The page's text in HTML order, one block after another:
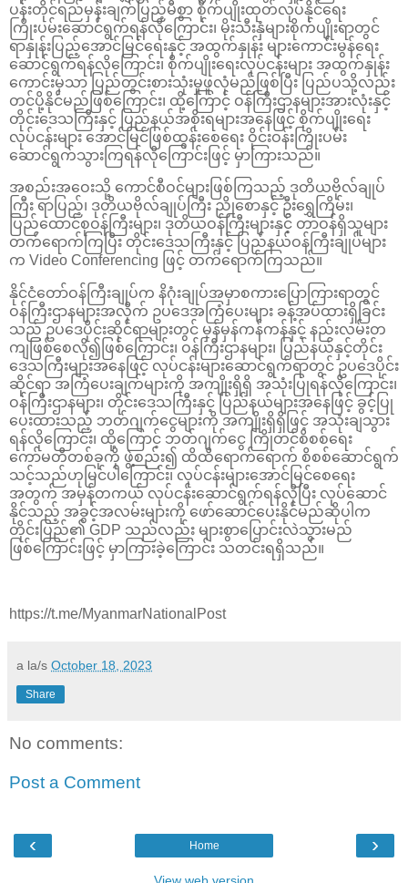
ပန်းတိုင်ရည်မှန်းချက်ပြည့်မီစွာ စိုက်ပျိုးထုတ်လုပ်နိုင်ရေး
ကြိုးပမ်းဆောင်ရွက်ရန်လိုကြောင်း၊ မိုးသီးနှံများစိုက်ပျိုးရာတွင်
ရာနှုန်းပြည့်အောင်မြင်ရေးနှင့် အထွက်နှုန်း များကောင်းမွန်ရေး
ဆောင်ရွက်ရန်လိုကြောင်း၊ စိုက်ပျိုးရေးလုပ်ငန်းများ အထွက်နှုန်း
ကောင်းမှသာ ပြည်တွင်းစားသုံးမှုဖူလုံမည်ဖြစ်ပြီး ပြည်ပသို့လည်း
တင်ပို့နိုင်မည်ဖြစ်ကြောင်း၊ ထို့ကြောင့် ဝန်ကြီးဌာနများအားလုံးနှင့်
တိုင်းဒေသကြီးနှင့် ပြည်နယ်အစိုးရများအနေဖြင့် စိုက်ပျိုးရေး
လုပ်ငန်းများ အောင်မြင်ဖြစ်ထွန်းစေရေး ဝိုင်းဝန်းကြိုးပမ်း
ဆောင်ရွက်သွားကြရန်လိုကြောင်းဖြင့် မှာကြားသည်။
အစည်းအဝေးသို့ ကောင်စီဝင်များဖြစ်ကြသည့် ဒုတိယဗိုလ်ချုပ်
ကြီး ရာပြည့်၊ ဒုတိယဗိုလ်ချုပ်ကြီး ညိုစောနှင့် ဦးရွှေကြိမ်း၊
ပြည်ထောင်စုဝန်ကြီးများ၊ ဒုတိယဝန်ကြီးများနှင့် တာဝန်ရှိသူများ
တက်ရောက်ကြပြီး တိုင်းဒေသကြီးနှင့် ပြည်နယ်ဝန်ကြီးချုပ်များ
က Video Conferencing ဖြင့် တက်ရောက်ကြသည်။
နိုင်ငံတော်ဝန်ကြီးချုပ်က နိဂုံးချုပ်အမှာစကားပြောကြားရာတွင်
ဝန်ကြီးဌာနများအလိုက် ဥပဒေအကြံပေးများ ခန့်အပ်ထားရှိခြင်း
သည် ဥပဒေပိုင်းဆိုင်ရာများတွင် မှန်မှန်ကန်ကန်နှင့် နည်းလမ်းတ
ကျဖြစ်စေလို၍ဖြစ်ကြောင်း၊ ဝန်ကြီးဌာနများ၊ ပြည်နယ်နှင့်တိုင်း
ဒေသကြီးများအနေဖြင့် လုပ်ငန်းများဆောင်ရွက်ရာတွင် ဥပဒေပိုင်း
ဆိုင်ရာ အကြံပေးချက်များကို အကျိုးရှိရှိ အသုံးပြုရန်လိုကြောင်း၊
ဝန်ကြီးဌာနများ၊ တိုင်းဒေသကြီးနှင့် ပြည်နယ်များအနေဖြင့် ခွင့်ပြု
ပေးထားသည့် ဘတ်ဂျက်ငွေများကို အကျိုးရှိရှိဖြင့် အသုံးချသွား
ရန်လိုကြောင်း၊ ထို့ကြောင့် ဘတ်ဂျက်ငွေ ကြိုတင်စိစစ်ရေး
ကော်မတီတစ်ခုကို ဖွဲ့စည်း၍ ထိထိရောက်ရောက် စိစစ်ဆောင်ရွက်
သင့်သည်ဟုမြင်ပါကြောင်း၊ လုပ်ငန်းများအောင်မြင်စေရေး
အတွက် အမှန်တကယ် လုပ်ငန်းဆောင်ရွက်ရန်လိုပြီး လုပ်ဆောင်
နိုင်သည့် အခွင့်အလမ်းများကို ဖော်ဆောင်ပေးနိုင်မည်ဆိုပါက
တိုင်းပြည်၏ GDP သည်လည်း များစွာပြောင်းလဲသွားမည်
ဖြစ်ကြောင်းဖြင့် မှာကြားခဲ့ကြောင်း သတင်းရရှိသည်။
https://t.me/MyanmarNationalPost
a la/s October 18, 2023
Share
No comments:
Post a Comment
‹ ›
Home